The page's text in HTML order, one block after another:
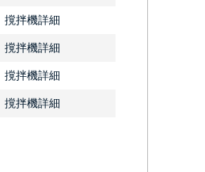
撹拌機詳細
撹拌機詳細
撹拌機詳細
撹拌機詳細